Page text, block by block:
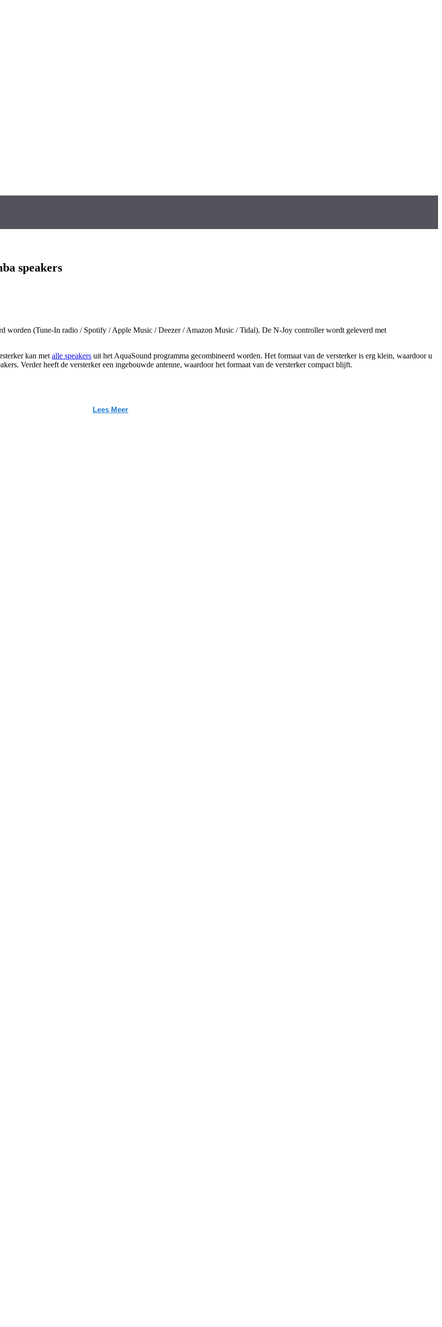
speakers
worden (Tune-In radio / Spotify / Apple Music / Deezer / Amazon Music / Tidal). De N-Joy controller wordt geleverd met
kan met alle speakers uit het AquaSound programma gecombineerd worden. Het formaat van de versterker is erg klein, waardoor u
Verder heeft de versterker een ingebouwde antenne, waardoor het formaat van de versterker compact blijft.
Lees Meer